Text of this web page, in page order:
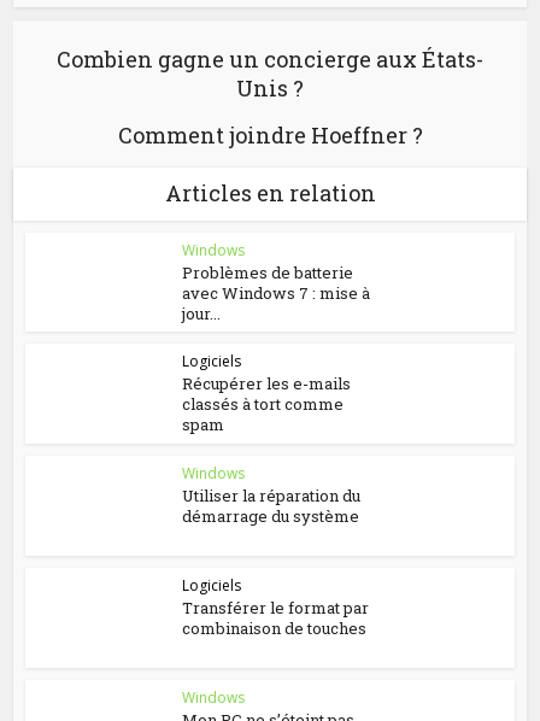
Combien gagne un concierge aux États-
Unis ?
Comment joindre Hoeffner ?
Articles en relation
Windows
Problèmes de batterie
avec Windows 7 : mise à
jour...
Logiciels
Récupérer les e-mails
classés à tort comme
spam
Windows
Utiliser la réparation du
démarrage du système
Logiciels
Transférer le format par
combinaison de touches
Windows